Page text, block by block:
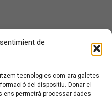
de
tecnologies com ara galetes
del dispositiu. Donar el
permetrà processar dades